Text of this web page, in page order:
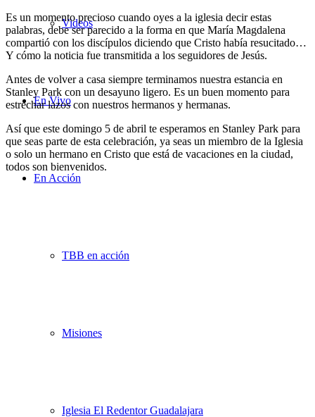
Videos
En Vivo
En Acción
TBB en acción
Misiones
Iglesia El Redentor Guadalajara
Es un momento precioso cuando oyes a la iglesia decir estas
palabras, debe ser parecido a la forma en que María Magdalena
compartió con los discípulos diciendo que Cristo había resucitado…
Y cómo la noticia fue transmitida a los seguidores de Jesús.
Antes de volver a casa siempre terminamos nuestra estancia en
Stanley Park con un desayuno ligero. Es un buen momento para
estrechar lazos con nuestros hermanos y hermanas.
Así que este domingo 5 de abril te esperamos en Stanley Park para
que seas parte de esta celebración, ya seas un miembro de la Iglesia
o solo un hermano en Cristo que está de vacaciones en la ciudad,
todos son bienvenidos.